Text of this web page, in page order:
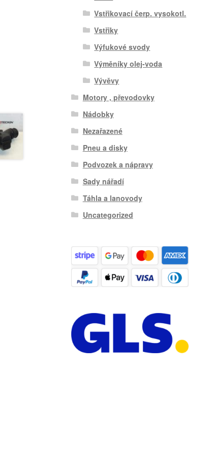
Vstřikovací čerp. vysokotl.
Vstřiky
Výfukové svody
Výměníky olej-voda
Vývěvy
Motory , převodovky
Nádobky
Nezařazené
Pneu a disky
Podvozek a nápravy
Sady nářadí
Táhla a lanovody
Uncategorized